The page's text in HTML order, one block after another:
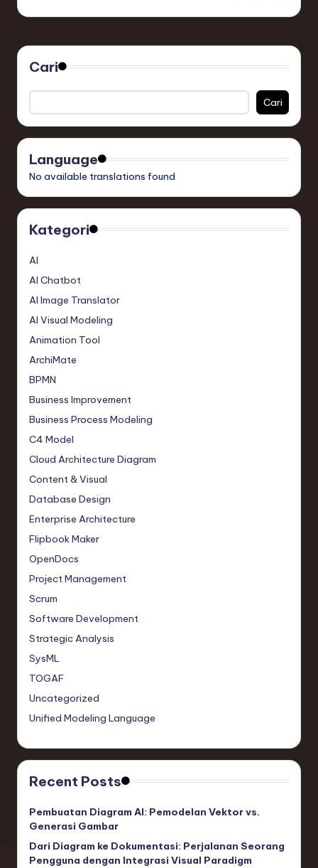
Cari
Cari
Language
No available translations found
Kategori
AI
AI Chatbot
AI Image Translator
AI Visual Modeling
Animation Tool
ArchiMate
BPMN
Business Improvement
Business Process Modeling
C4 Model
Cloud Architecture Diagram
Content & Visual
Database Design
Enterprise Architecture
Flipbook Maker
OpenDocs
Project Management
Scrum
Software Development
Strategic Analysis
SysML
TOGAF
Uncategorized
Unified Modeling Language
Recent Posts
Pembuatan Diagram AI: Pemodelan Vektor vs.
Generasi Gambar
Dari Diagram ke Dokumentasi: Perjalanan Seorang
Pengguna dengan Integrasi Visual Paradigm